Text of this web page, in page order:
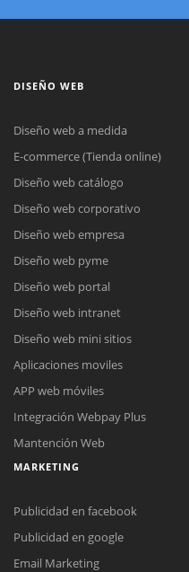
DISEÑO WEB
Diseño web a medida
E-commerce (Tienda online)
Diseño web catálogo
Diseño web corporativo
Diseño web empresa
Diseño web pyme
Diseño web portal
Diseño web intranet
Diseño web mini sitios
Aplicaciones moviles
APP web móviles
Integración Webpay Plus
Mantención Web
MARKETING
Publicidad en facebook
Publicidad en google
Email Marketing